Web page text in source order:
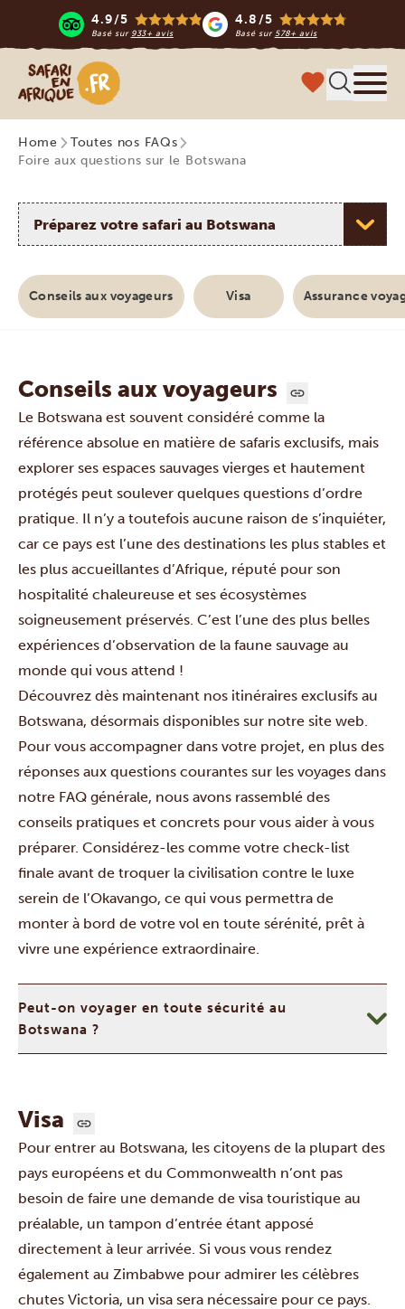
4.9/5
Basé sur 933+ avis
4.8/5
Basé sur 578+ avis
Safari en Afrique
Home
Toutes nos FAQs
Foire aux questions sur le Botswana
Choisissez un sujet
Conseils aux voyageurs Visa Assurance
Conseils aux voyageurs
Le Botswana est souvent considéré comme la
référence absolue en matière de safaris exclusifs, mais
explorer ses espaces sauvages vierges et hautement
protégés peut soulever quelques questions d’ordre
pratique. Il n’y a toutefois aucune raison de s’inquiéter,
car ce pays est l’une des destinations les plus stables et
les plus accueillantes d’Afrique, réputé pour son
hospitalité chaleureuse et ses écosystèmes
soigneusement préservés. C’est l’une des plus belles
expériences d’observation de la faune sauvage au
monde qui vous attend !
Découvrez dès maintenant nos itinéraires exclusifs au
Botswana, désormais disponibles sur notre site web.
Pour vous accompagner dans votre projet, en plus des
réponses aux questions courantes sur les voyages dans
notre FAQ générale, nous avons rassemblé des
conseils pratiques et concrets pour vous aider à vous
préparer. Considérez-les comme votre check-list
finale avant de troquer la civilisation contre le luxe
serein de l’Okavango, ce qui vous permettra de
monter à bord de votre vol en toute sérénité, prêt à
vivre une expérience extraordinaire.
Peut-on voyager en toute sécurité au
Botswana ?
Visa
Pour entrer au Botswana, les citoyens de la plupart des
pays européens et du Commonwealth n’ont pas
besoin de faire une demande de visa touristique au
préalable, un tampon d’entrée étant apposé
directement à leur arrivée. Si vous vous rendez
également au Zimbabwe pour admirer les célèbres
chutes Victoria, un visa sera nécessaire pour ce pays.